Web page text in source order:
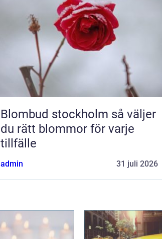
Blombud stockholm så väljer
du rätt blommor för varje
tillfälle
admin 31 juli 2026